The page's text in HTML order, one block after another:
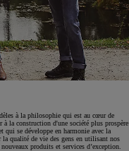
à la philosophie qui est au cœur de
la construction d'une société plus prospère
qui se développe en harmonie avec la
qualité de vie des gens en utilisant nos
produits et services d’exception.